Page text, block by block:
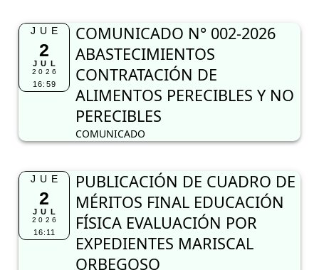
JUE
2
JUL
2026
16:59
COMUNICADO N° 002-2026
ABASTECIMIENTOS
CONTRATACIÓN DE
ALIMENTOS PERECIBLES Y NO
PERECIBLES
COMUNICADO
JUE
2
JUL
2026
16:11
PUBLICACIÓN DE CUADRO DE
MÉRITOS FINAL EDUCACIÓN
FÍSICA EVALUACIÓN POR
EXPEDIENTES MARISCAL
ORBEGOSO